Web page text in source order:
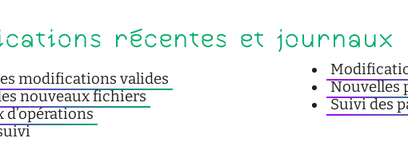
récentes et journaux
modifications valides
nouveaux fichiers
d’opérations
Nouvelles
Suivi des